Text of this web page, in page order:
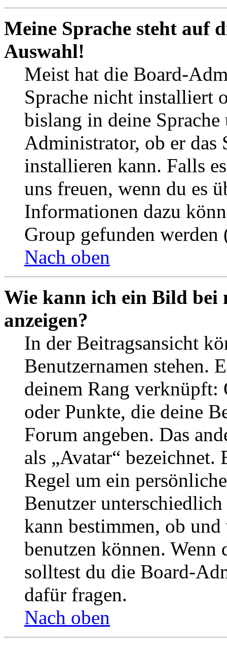
Meine Sprache steht auf
Auswahl!
Meist hat die Board-
Sprache nicht installiert
bislang in deine
Administrator, ob er das
installieren kann. Falls
uns freuen, wenn du es
Informationen dazu
Group gefunden
Nach oben
Wie kann ich ein Bild bei
anzeigen?
In der Beitragsansicht
Benutzernamen stehen.
deinem Rang verknüpft:
oder Punkte, die deine
Forum angeben. Das
als „Avatar“
Regel um ein
Benutzer
kann bestimmen, ob
benutzen können. Wenn
solltest du die Board-
dafür fragen.
Nach oben